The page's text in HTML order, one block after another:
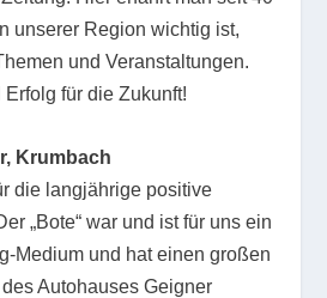
unserer Region wichtig ist,
und Veranstaltungen.
für die Zukunft!
Krumbach
die langjährige positive
„Bote“ war und ist für uns ein
Medium und hat einen großen
Autohauses Geigner